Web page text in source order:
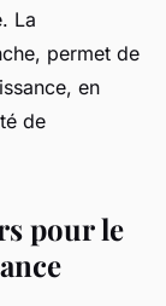
La
permet de
en
de
pour le